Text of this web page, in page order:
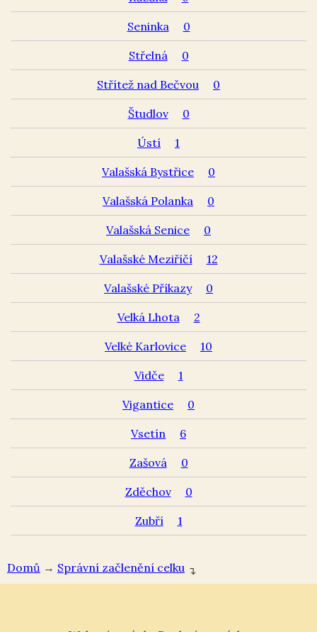
Domů → Správní začlenění celku ↴
Seninka 0
Střelná 0
Střítež nad Bečvou 0
Študlov 0
Ústí 1
Valašská Bystřice 0
Valašská Polanka 0
Valašská Senice 0
Valašské Meziříčí 12
Valašské Příkazy 0
Velká Lhota 2
Velké Karlovice 10
Vidče 1
Vigantice 0
Vsetín 6
Zašová 0
Zděchov 0
Zubří 1